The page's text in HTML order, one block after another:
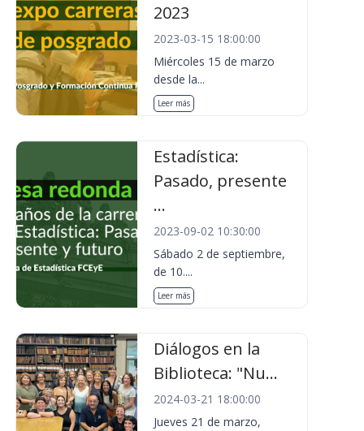
2023
2023-03-15 18:00:00
Miércoles 15 de marzo
desde la...
Leer más
Estadística:
Pasado, presente
...
2023-09-02 10:30:00
Sábado 2 de septiembre,
de 10....
Leer más
Diálogos en la
Biblioteca: "Nu...
2024-03-21 18:00:00
Jueves 21 de marzo,